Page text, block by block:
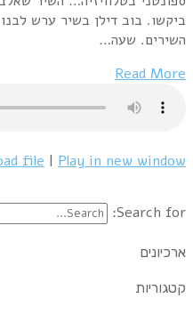
ביקשו. בוב דילן בשיר ערש
השירים. שעה…
Read More
file | Play in new window
Search for:
ארכיונים
קטגוריות